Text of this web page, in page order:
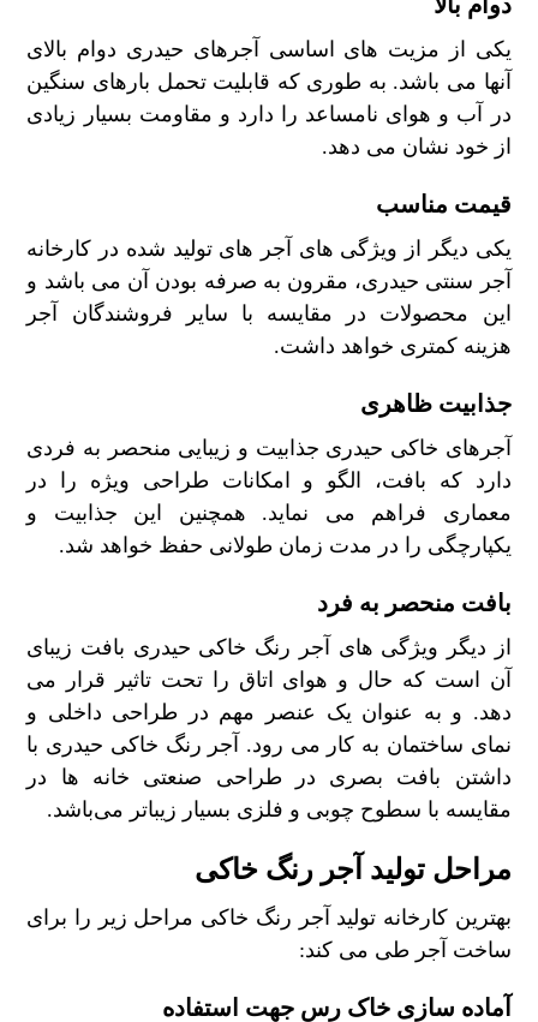
یکی از مزیت های اساسی آجرهای حیدری دوام بالای
آنها می باشد. به طوری که قابلیت تحمل بارهای سنگین
در آب و هوای نامساعد را دارد و مقاومت بسیار زیادی
از خود نشان می دهد.
قیمت مناسب
یکی دیگر از ویژگی های آجر های تولید شده در کارخانه
آجر سنتی حیدری، مقرون به صرفه بودن آن می باشد و
این محصولات در مقایسه با سایر فروشندگان آجر
هزینه کمتری خواهد داشت.
جذابیت ظاهری
آجرهای خاکی حیدری جذابیت و زیبایی منحصر به فردی
دارد که بافت، الگو و امکانات طراحی ویژه را در
معماری فراهم می نماید. همچنین این جذابیت و
یکپارچگی را در مدت زمان طولانی حفظ خواهد شد.
بافت منحصر به فرد
از دیگر‌ ویژگی های آجر رنگ خاکی حیدری بافت زیبای
آن است که حال و هوای اتاق را تحت تاثیر قرار می
دهد. و به عنوان یک عنصر مهم در طراحی داخلی و
نمای ساختمان به کار می رود. آجر رنگ خاکی حیدری با
داشتن بافت بصری در طراحی صنعتی خانه ها در
مقایسه با سطوح چوبی و فلزی بسیار زیباتر می‌باشد.
مراحل تولید آجر رنگ خاکی
بهترین کارخانه تولید آجر رنگ خاکی مراحل زیر را برای
ساخت آجر طی می کند:
آماده سازی خاک رس جهت استفاده